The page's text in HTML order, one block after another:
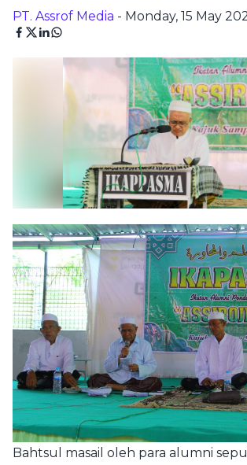
PT. Assrof Media - Monday, 15 May
Bahtsul masail oleh para alumni